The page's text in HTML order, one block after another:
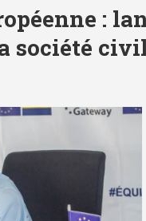
:
société